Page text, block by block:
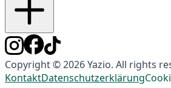
Copyright © 2026 Yazio. All rights
KontaktDatenschutzerklärung